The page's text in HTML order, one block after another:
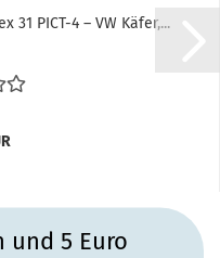
31 PICT-4 – VW Käfer,...
und 5 Euro